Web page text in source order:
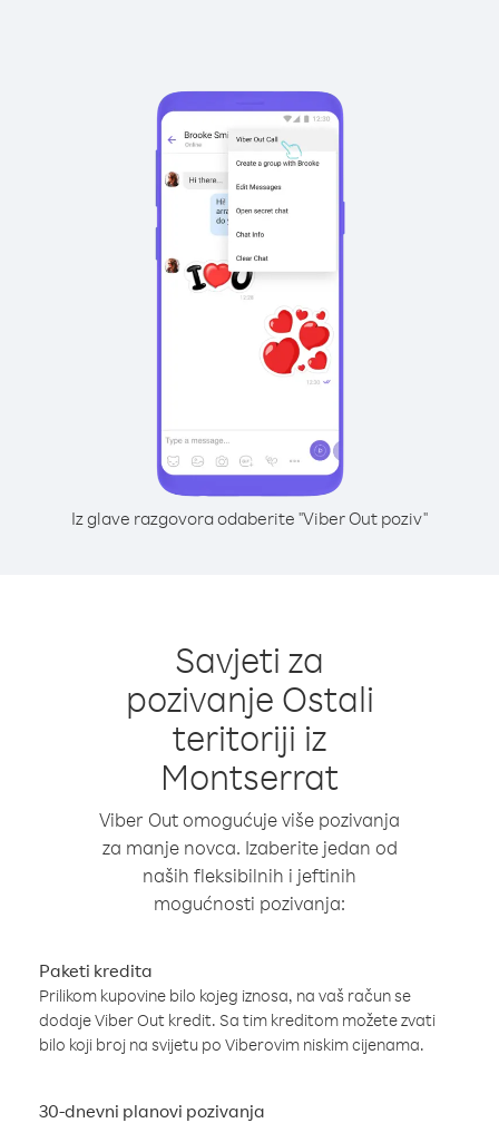
Iz glave razgovora odaberite "Viber Out poziv"
Savjeti za
pozivanje Ostali
teritoriji iz
Montserrat
Viber Out omogućuje više pozivanja
za manje novca. Izaberite jedan od
naših fleksibilnih i jeftinih
mogućnosti pozivanja:
Paketi kredita
Prilikom kupovine bilo kojeg iznosa, na vaš račun se
dodaje Viber Out kredit. Sa tim kreditom možete zvati
bilo koji broj na svijetu po Viberovim niskim cijenama.
30-dnevni planovi pozivanja